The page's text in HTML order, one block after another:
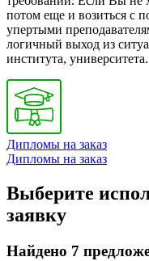
потом еще и возиться с
упертыми
логичный выход из
института, университета.
Дипломы на заказ
Дипломы на заказ
Выберите
заявку
Найдено 7